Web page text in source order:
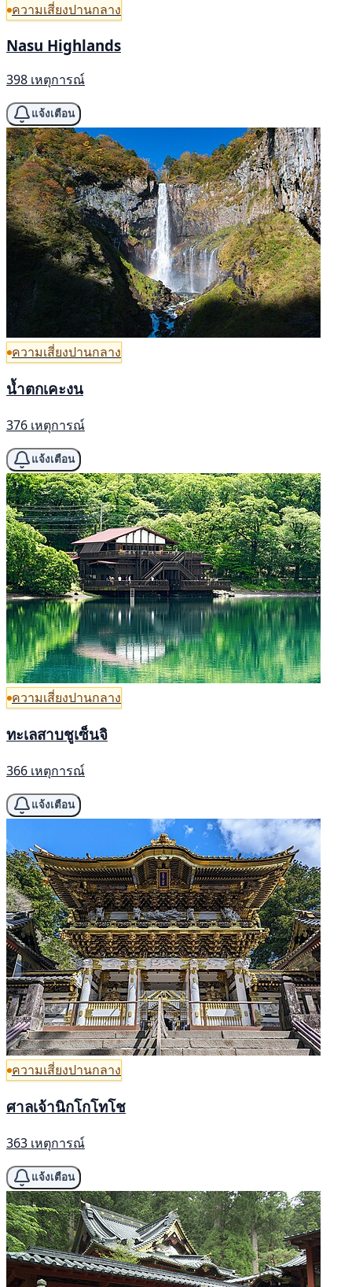
ความเสี่ยงปานกลาง
Nasu Highlands
398 เหตุการณ์
แจ้งเตือน
ความเสี่ยงปานกลาง
น้ำตกเคะงน
376 เหตุการณ์
แจ้งเตือน
ความเสี่ยงปานกลาง
ทะเลสาบชูเซ็นจิ
366 เหตุการณ์
แจ้งเตือน
ความเสี่ยงปานกลาง
ศาลเจ้านิกโกโทโช
363 เหตุการณ์
แจ้งเตือน